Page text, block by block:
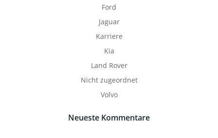
Ford
Jaguar
Karriere
Kia
Land Rover
Nicht zugeordnet
Volvo
Neueste Kommentare